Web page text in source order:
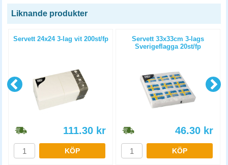
Liknande produkter
Servett 24x24 3-lag vit 200st/fp
111.30 kr
KÖP
Servett 33x33cm 3-lags
Sverigeflagga 20st/fp
46.30 kr
KÖP